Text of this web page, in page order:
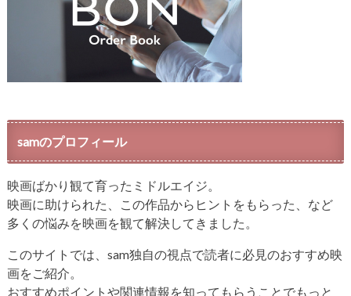
samのプロフィール
映画ばかり観て育ったミドルエイジ。
映画に助けられた、この作品からヒントをもらった、など
多くの悩みを映画を観て解決してきました。
このサイトでは、sam独自の視点で読者に必見のおすすめ映
画をご紹介。
おすすめポイントや関連情報を知ってもらうことでもっと